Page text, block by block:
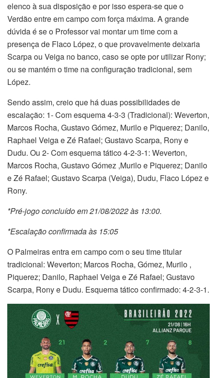
elenco à sua disposição e por isso espera-se que o
Verdão entre em campo com força máxima. A grande
dúvida é se o Professor vai montar um time com a
presença de Flaco López, o que provavelmente deixaria
Scarpa ou Veiga no banco, caso se opte por utilizar Rony;
ou se mantém o time na configuração tradicional, sem
López.
Sendo assim, creio que há duas possibilidades de
escalação: 1- Com esquema 4-3-3 (Tradicional): Weverton,
Marcos Rocha, Gustavo Gómez, Murilo e Piquerez; Danilo,
Raphael Veiga e Zé Rafael; Gustavo Scarpa, Rony e
Dudu. Ou 2- Com esquema tático 4-2-3-1: Weverton,
Marcos Rocha, Gustavo Gómez ,Murilo e Piquerez; Danilo
e Zé Rafael; Gustavo Scarpa (Veiga), Dudu, Flaco López e
Rony.
*Pré-jogo concluído em 21/08/2022 às 13:00.
*Escalação confirmada às 15:05
O Palmeiras entra em campo com o seu time titular
tradicional: Weverton; Marcos Rocha, Gómez, Murilo ,
Piquerez; Danilo, Raphael Veiga e Zé Rafael; Gustavo
Scarpa, Rony e Dudu. Esquema tático confirmado: 4-2-3-1.